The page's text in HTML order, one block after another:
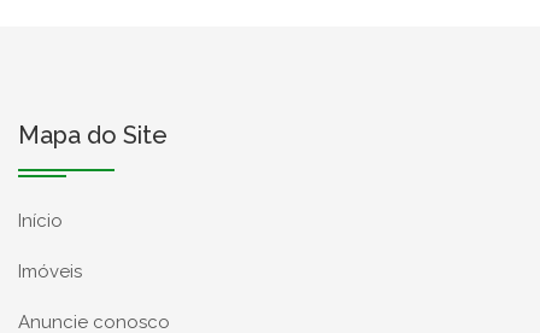
Mapa do Site
Início
Imóveis
Anuncie conosco